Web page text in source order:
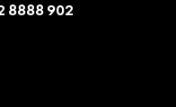
8888 902